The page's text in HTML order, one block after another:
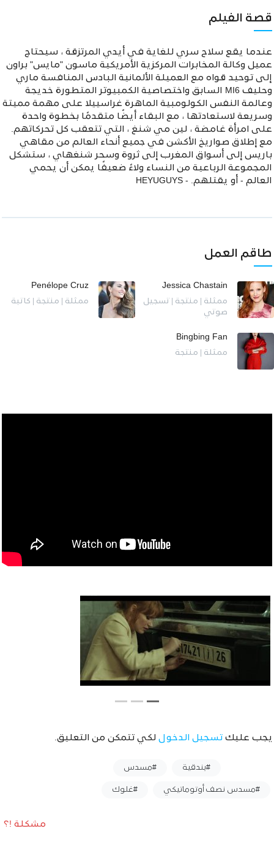
قصة الفيلم
عندما يقع سلاح سري للغاية في أيدي المرتزقة ، سيحتاج
عميل وكالة المخابرات المركزية الأمريكية ماسون "مايس" براون
إلى توحيد قواه مع العميلة الألمانية البادس المنافسة ماري
وحليف MI6 السابق واختصاصية الكمبيوتر المتطورة خديجة
وعالمة النفس الكولومبية الماهرة غراسييلا على مهمة مميتة
وسريعة لاستعادتها ، مع البقاء أيضًا متقدمًا بخطوة واحدة
على امرأة غامضة ، لين مي شنغ ، التي تتعقب كل تحركاتهم.
مع إطلاق صواريخ الأكشن في جميع أنحاء العالم من مقاهي
باريس إلى أسواق المغرب إلى ثروة وسحر شنغهاي ، ستشكل
المجموعة الرباعية من النساء ولاءً ضعيفًا يمكن أن يحمي
العالم - أو يقتلهم. - HEYUGUYS
طاقم العمل
Jessica Chastain
ممثلة | منتجة | تسجيل
صوتي
Penélope Cruz
ممثلة | منتجة | كاتبة
Bingbing Fan
ممثلة | منتجة
يجب عليك تسجيل الدخول لكي تتمكن من التعليق.
#بندقية #مسدس
#مسدس نصف أوتوماتيكي #غلوك
مشكلة !؟